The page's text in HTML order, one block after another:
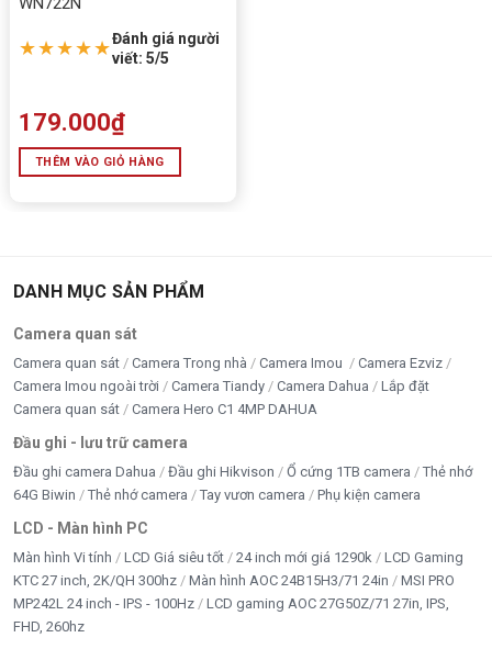
★★★★★Đánh giá người
viết: 5/5
179.000₫
THÊM VÀO GIỎ HÀNG
DANH MỤC SẢN PHẨM
Camera quan sát
Camera quan sát Camera Trong nhà Camera Imou
Camera Ezviz
Camera Imou ngoài trời
Camera Tiandy Camera Dahua
Lắp đặt
Camera quan sát
Camera Hero C1 4MP DAHUA
Đầu ghi - lưu trữ camera
Đầu ghi camera Dahua Đầu ghi Hikvison Ổ cứng 1TB camera
Thẻ nhớ
64G Biwin
Thẻ nhớ camera Tay vươn camera Phụ kiện camera
LCD - Màn hình PC
Màn hình Vi tính LCD Giá siêu tốt 24 inch mới giá 1290k
LCD Gaming
KTC 27 inch, 2K/QH 300hz
Màn hình AOC 24B15H3/71 24in
MSI PRO
MP242L 24 inch - IPS - 100Hz
LCD gaming AOC 27G50Z/71 27in, IPS,
FHD, 260hz